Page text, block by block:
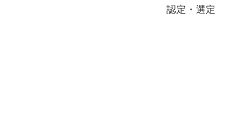
認定・選定